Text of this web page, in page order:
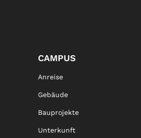
CAMPUS
Anreise
Gebäude
Bauprojekte
Unterkunft